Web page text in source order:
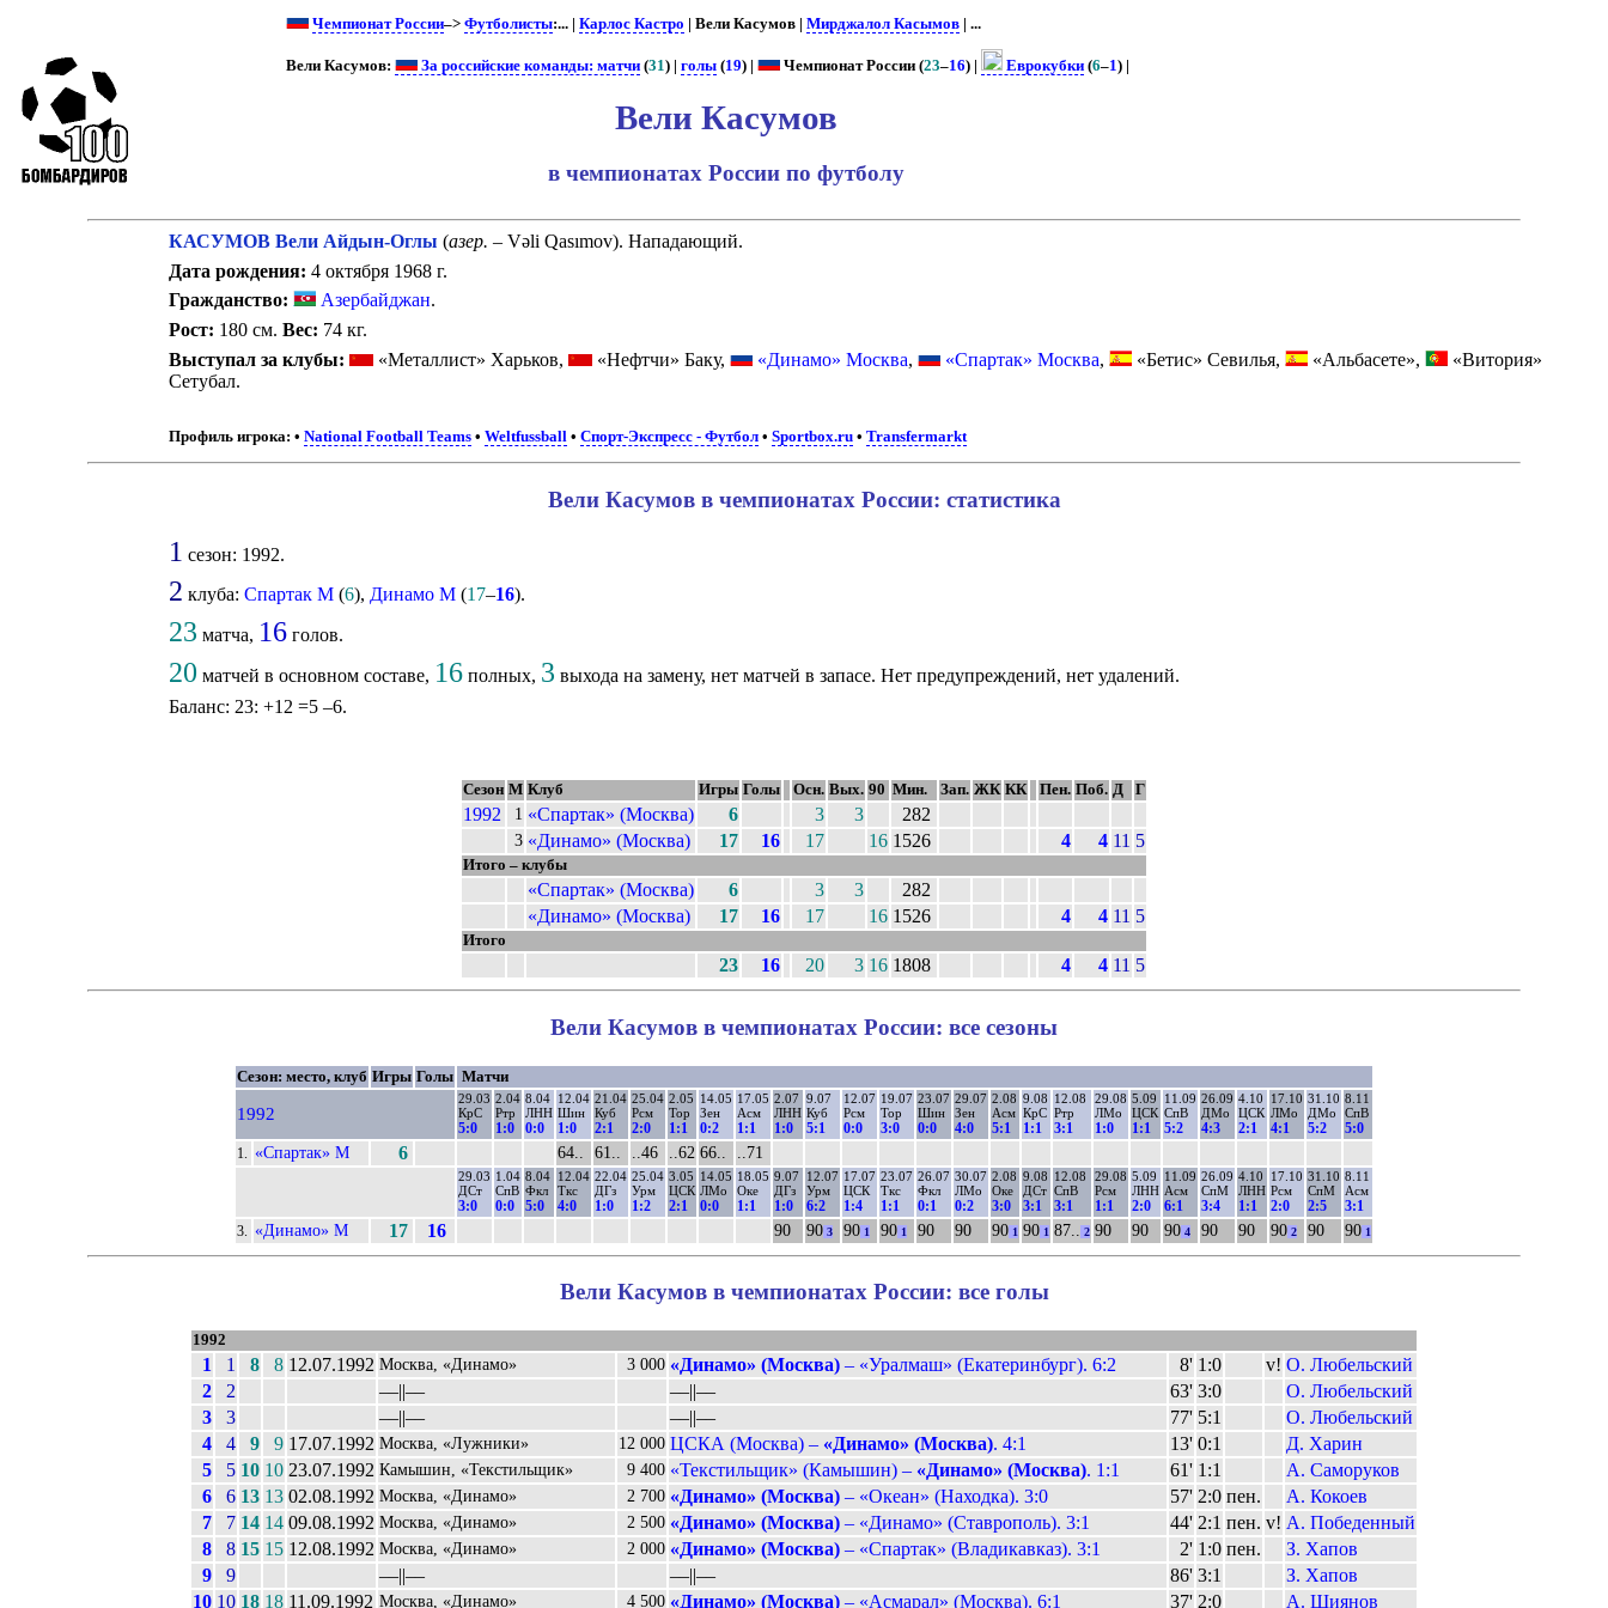
Чемпионат России–> Футболисты:... | Карлос Кастро | Вели Касумов | Мирджалол Касымов | ...
Вели Касумов: За российские команды: матчи (31) | голы (19) | Чемпионат России (23–16) | Еврокубки (6–1) |
Вели Касумов
в чемпионатах России по футболу
КАСУМОВ Вели Айдын-Оглы (азер. – Vəli Qasımov). Нападающий.
Дата рождения: 4 октября 1968 г.
Гражданство:
Азербайджан.
Рост: 180 см. Вес: 74 кг.
Выступал за клубы:
«Металлист» Харьков, «Нефтчи» Баку, «Динамо» Москва, «Спартак» Москва, «Бетис» Севилья, «Альбасете»,
«Витория»
Сетубал.
Профиль игрока: • National Football Teams• Weltfussball• Спорт-Экспресс - Футбол• Sportbox.ru• Transfermarkt
Вели Касумов в чемпионатах России: статистика
1 сезон: 1992.
2 клуба: Спартак М(6), Динамо М(17–16).
23 матча, 16голов.
20 матчей в основном составе, 16полных, 3 выхода на замену, нет матчей в запасе. Нет предупреждений, нет удалений.
Баланс: 23: +12 =5 –6.
Сезон М Клуб Игры Голы Осн. Вых. 90 Мин. Зап. ЖК КК Пен. Поб. Д Г
1992 1 «Спартак» (Москва) 6 3 3 282
3 «Динамо» (Москва) 17 16 17 16 1526 4 4 11 5
Итого – клубы
«Спартак» (Москва) 6 3 3
282
«Динамо» (Москва)
17 16 17 16 1526 4 4 11 5
Итого
23 16 20 3 16 1808 4 4 11 5
Вели Касумов в чемпионатах России: все сезоны
Сезон: место, клуб Игры Голы Матчи
1992
29.03
КрС
5:0
2.04
Ртр
1:0
8.04
ЛНН
0:0
12.04
Шин
1:0
21.04
Куб
2:1
25.04
Рсм
2:0
2.05
Тор
1:1
14.05
Зен
0:2
17.05
Асм
1:1
2.07
ЛНН
1:0
9.07
Куб
5:1
12.07
Рсм
0:0
19.07
Тор
3:0
23.07
Шин
0:0
29.07
Зен
4:0
2.08
Асм
5:1
9.08
КрС
1:1
12.08
Ртр
3:1
29.08
ЛМо
1:0
5.09
ЦСК
1:1
11.09
СпВ
5:2
26.09
ДМо
4:3
4.10
ЦСК
2:1
17.10
ЛМо
4:1
31.10
ДМо
5:2
8.11
СпВ
5:0
1. «Спартак» М 6 64.. 61.. ..46 ..62 66.. ..71
29.03
ДСт
3:0
1.04
СпВ
0:0
8.04
Фкл
5:0
12.04
Ткс
4:0
22.04
ДГз
1:0
25.04
Урм
1:2
3.05
ЦСК
2:1
14.05
ЛМо
0:0
18.05
Оке
1:1
9.07
ДГз
1:0
12.07
Урм
6:2
17.07
ЦСК
1:4
23.07
Ткс
1:1
26.07
Фкл
0:1
30.07
ЛМо
0:2
2.08
Оке
3:0
9.08
ДСт
3:1
12.08
СпВ
3:1
29.08
Рсм
1:1
5.09
ЛНН
2:0
11.09
Асм
6:1
26.09
СпМ
3:4
4.10
ЛНН
1:1
17.10
Рсм
2:0
31.10
СпМ
2:5
8.11
Асм
3:1
3. «Динамо» М 17 16 90 90 3 90 1 90 1 90 90 90 1 90 1 87.. 2 90 90 90 4 90 90 90 2 90 90 1
Вели Касумов в чемпионатах России: все голы
1992
1 1 8 8 12.07.1992 Москва, «Динамо» 3 000 «Динамо» (Москва) – «Уралмаш» (Екатеринбург). 6:2 8' 1:0 v! О. Любельский
2
2 ––||–– ––||–– 63' 3:0
О. Любельский
3
3 ––||–– ––||–– 77' 5:1
О. Любельский
4
4 9 9 17.07.1992 Москва, «Лужники» 12 000 ЦСКА (Москва) – «Динамо» (Москва). 4:1 13' 0:1
Д. Харин
5
5 10 10 23.07.1992 Камышин, «Текстильщик» 9 400 «Текстильщик» (Камышин) – «Динамо» (Москва). 1:1 61' 1:1
А. Саморуков
6
6 13 13 02.08.1992 Москва, «Динамо» 2 700 «Динамо» (Москва) – «Океан» (Находка). 3:0 57' 2:0 пен.
А. Кокоев
7
7 14 14 09.08.1992 Москва, «Динамо» 2 500 «Динамо» (Москва) – «Динамо» (Ставрополь). 3:1 44' 2:1 пен. v! А. Победенный
8
8 15 15 12.08.1992 Москва, «Динамо» 2 000 «Динамо» (Москва) – «Спартак» (Владикавказ). 3:1 2' 1:0 пен.
З. Хапов
9
9 ––||–– ––||–– 86' 3:1
З. Хапов
10 10 18 18 11.09.1992 Москва, «Динамо» 4 500 «Динамо» (Москва) – «Асмарал» (Москва). 6:1 37' 2:0 А. Шиянов